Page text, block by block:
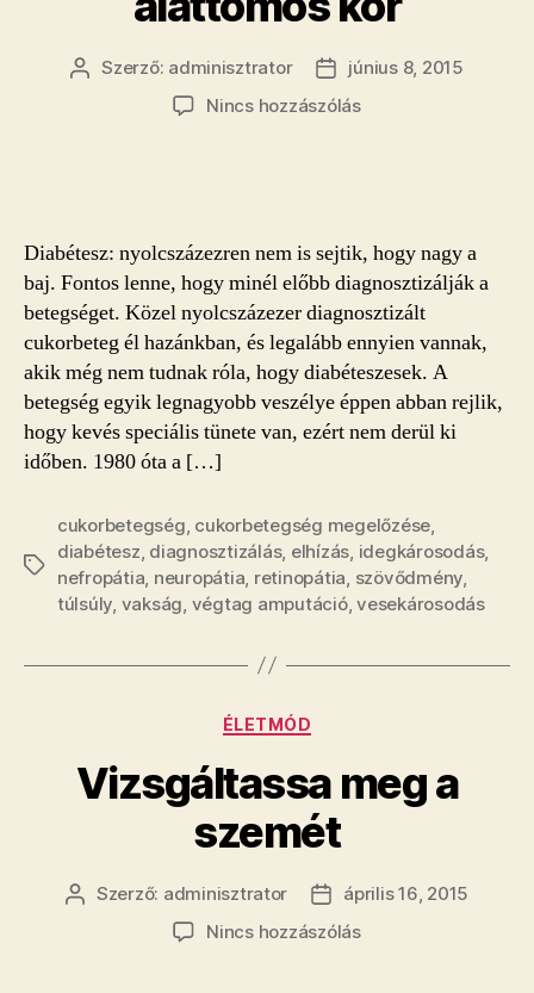
Bejegyzés
Szerző: adminisztrator
Bejegyzés
dátuma
június 8, 2015
Nincs hozzászólása(z)
bejegyzéshez
Diabétesz: nyolcszázezren nem is sejtik, hogy nagy a
baj. Fontos lenne, hogy minél előbb diagnosztizálják a
betegséget. Közel nyolcszázezer diagnosztizált
cukorbeteg él hazánkban, és legalább ennyien vannak,
akik még nem tudnak róla, hogy diabéteszesek. A
betegség egyik legnagyobb veszélye éppen abban rejlik,
hogy kevés speciális tünete van, ezért nem derül ki
időben. 1980 óta a […]
Címkék
cukorbetegség cukorbetegség megelőzése
diabétesz diagnosztizálás, elhízás idegkárosodás,
nefropátia neuropátia retinopátia szövődmény
túlsúly vakság végtag amputáció,vesekárosodás
Kategóriák
ÉLETMÓD
Vizsgáltassa meg a
szemét
Bejegyzés
Szerző: adminisztrator
Bejegyzés
dátuma
április 16, 2015
Nincs hozzászólása(z)